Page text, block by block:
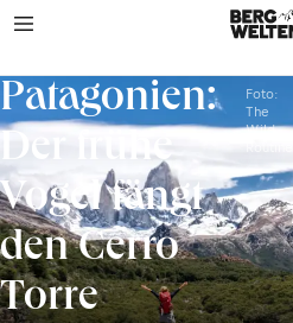
Patagonien:
Der frühe
Vogel fängt
den Cerro
Torre
Foto:
The
Wild